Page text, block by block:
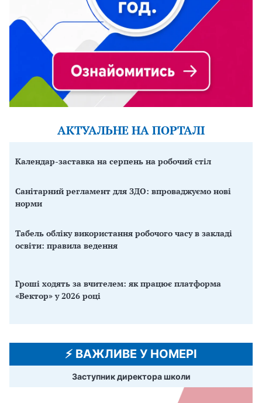
АКТУАЛЬНЕ НА ПОРТАЛІ
Календар-заставка на серпень на робочий стіл
Санітарний регламент для ЗДО: впроваджуємо нові
норми
Табель обліку використання робочого часу в закладі
освіти: правила ведення
Гроші ходять за вчителем: як працює платформа
«Вектор» у 2026 році
⚡️ ВАЖЛИВЕ У НОМЕРІ
Заступник директора школи